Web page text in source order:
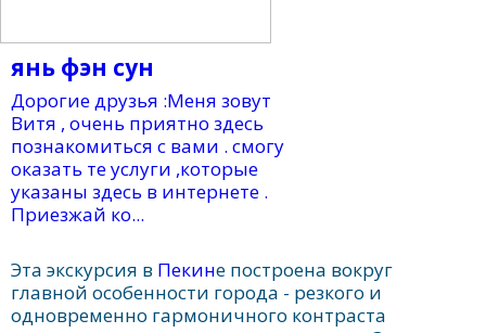
Эта экскурсия в Пекине построена вокруг
главной особенности города - резкого и
одновременно гармоничного контраста
янь фэн сун
Дорогие друзья :Меня зовут
Витя , очень приятно здесь
познакомиться с вами . смогу
оказать те услуги ,которые
указаны здесь в интернете .
Приезжай ко...